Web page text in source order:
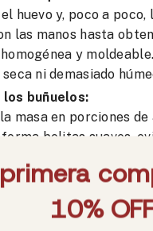
huevo y, poco a
las manos hasta
y
ni demasiado
los buñuelos:
masa en porciones
bolitas suaves,
demasiado.
el aceite:
suficiente aceite en tu
y caliéntalo a